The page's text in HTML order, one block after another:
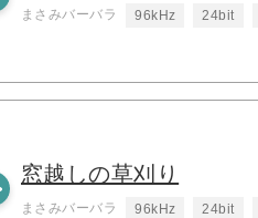
まさみバーバラ 96kHz 24bit
窓越しの草刈り
まさみバーバラ 96kHz 24bit